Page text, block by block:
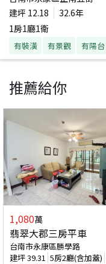
建坪 12.18
32.6年
1房1廳1衛
有裝潢 有景觀 有陽台
推薦給你
1,080萬
翡翠大郡三房平車
台南市永康區勝學路
建坪39.31 5房2廳(含加蓋)